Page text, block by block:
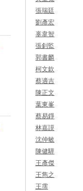
張瑞廷
劉彥宏
辜韋智
張釗監
郭書麟
柯文欽
蔡適吉
陳正文
葉東峯
蔡易錚
林嘉謨
沈仲敏
陳健驊
王彥傑
王雋之
王霈